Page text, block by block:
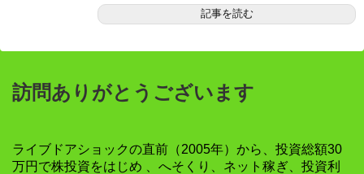
記事を読む
訪問ありがとうございます
ライブドアショックの直前（2005年）から、投資総額30
万円で株投資をはじめ 、へそくり、ネット稼ぎ、投資利